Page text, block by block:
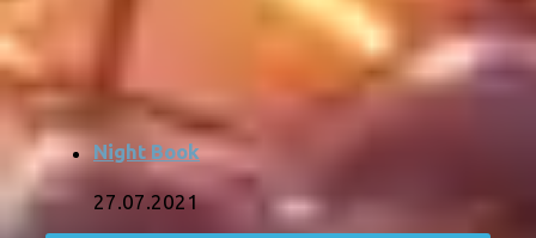
Night Book
27.07.2021